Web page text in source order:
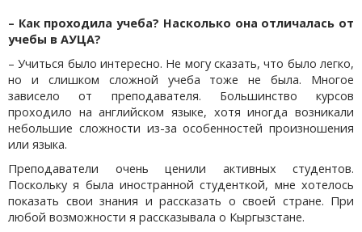
– Как проходила учеба? Насколько она отличалась от
учебы в АУЦА?
– Учиться было интересно. Не могу сказать, что было легко,
но и слишком сложной учеба тоже не была. Многое
зависело от преподавателя. Большинство курсов
проходило на английском языке, хотя иногда возникали
небольшие сложности из-за особенностей произношения
или языка.
Преподаватели очень ценили активных студентов.
Поскольку я была иностранной студенткой, мне хотелось
показать свои знания и рассказать о своей стране. При
любой возможности я рассказывала о Кыргызстане.